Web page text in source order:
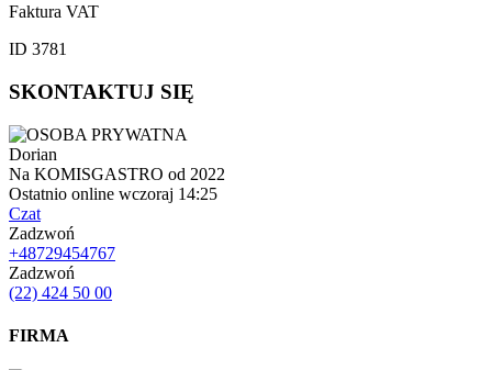
Faktura VAT
ID 3781
SKONTAKTUJ SIĘ
Dorian
Na KOMISGASTRO od 2022
Ostatnio online wczoraj 14:25
Czat
Zadzwoń
+48729454767
Zadzwoń
(22) 424 50 00
FIRMA